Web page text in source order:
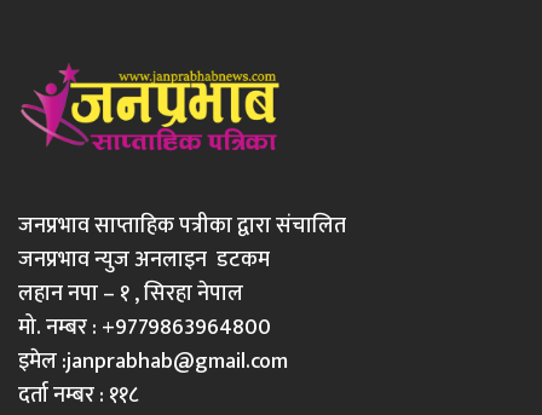
जनप्रभाव साप्ताहिक पत्रीका द्वारा संचालित
जनप्रभाव न्युज अनलाइन डटकम
लहान नपा – १ , सिरहा नेपाल
मो. नम्बर : +9779863964800
इमेल :janprabhab@gmail.com
दर्ता नम्बर : ११८